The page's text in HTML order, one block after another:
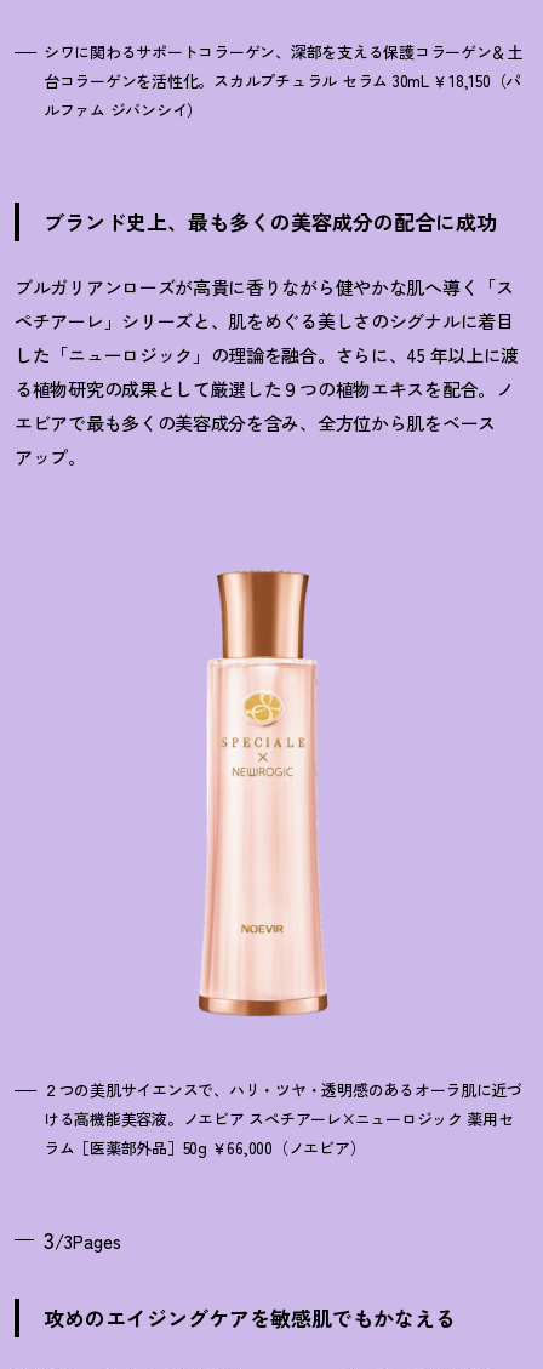
シワに関わるサポートコラーゲン、深部を支える保護コラーゲン＆土
台コラーゲンを活性化。スカルプチュラル セラム 30mL ￥18,150（パ
ルファム ジバンシイ）
ブランド史上、最も多くの美容成分の配合に成功
ブルガリアンローズが高貴に香りながら健やかな肌へ導く「ス
ペチアーレ」シリーズと、肌をめぐる美しさのシグナルに着目
した「ニューロジック」の理論を融合。さらに、45 年以上に渡
る植物研究の成果として厳選した９つの植物エキスを配合。ノ
エビアで最も多くの美容成分を含み、全方位から肌をベース
アップ。
２つの美肌サイエンスで、ハリ・ツヤ・透明感のあるオーラ肌に近づ
ける高機能美容液。ノエビア スペチアーレ×ニューロジック 薬用セ
ラム［医薬部外品］50g ￥66,000（ノエビア）
3/3Pages
攻めのエイジングケアを敏感肌でもかなえる